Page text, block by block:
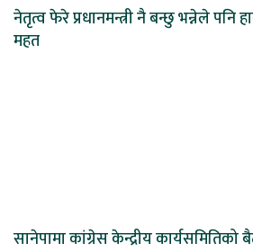
नेतृत्व फेरे प्रधानमन्त्री नै बन्छु भन्नेले पनि
महत
सानेपामा कांग्रेस केन्द्रीय